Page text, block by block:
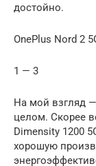
достойно.
OnePlus Nord 2
1 — 3
На мой взгляд
целом. Скорее
Dimensity 1200
хорошую